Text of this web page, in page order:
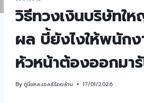
วิธีทวงเงินบริษัทให
ผล บี้ยังไงให้พนัก
หัวหน้าต้องออกมา
Byกูนี่แหละเซลล์ร้อยล้าน 17/01/2026